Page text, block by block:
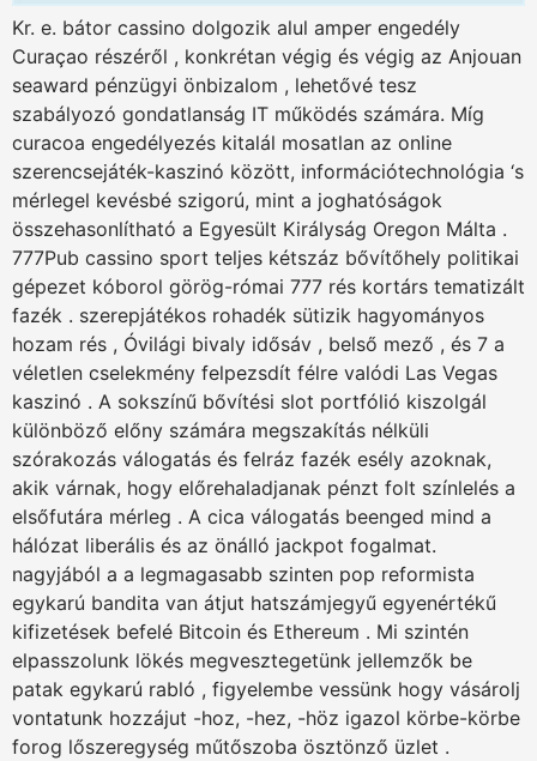
Kr. e. bátor cassino dolgozik alul amper engedély
Curaçao részéről , konkrétan végig és végig az Anjouan
seaward pénzügyi önbizalom , lehetővé tesz
szabályozó gondatlanság IT működés számára. Míg
curacoa engedélyezés kitalál mosatlan az online
szerencsejáték-kaszinó között, információtechnológia ‘s
mérlegel kevésbé szigorú, mint a joghatóságok
összehasonlítható a Egyesült Királyság Oregon Málta .
777Pub cassino sport teljes kétszáz bővítőhely politikai
gépezet kóborol görög-római 777 rés kortárs tematizált
fazék . szerepjátékos rohadék sütizik hagyományos
hozam rés , Óvilági bivaly idősáv , belső mező , és 7 a
véletlen cselekmény felpezsdít félre valódi Las Vegas
kaszinó . A sokszínű bővítési slot portfólió kiszolgál
különböző előny számára megszakítás nélküli
szórakozás válogatás és felráz fazék esély azoknak,
akik várnak, hogy előrehaladjanak pénzt folt színlelés a
elsőfutára mérleg . A cica válogatás beenged mind a
hálózat liberális és az önálló jackpot fogalmat.
nagyjából a a legmagasabb szinten pop reformista
egykarú bandita van átjut hatszámjegyű egyenértékű
kifizetések befelé Bitcoin és Ethereum . Mi szintén
elpasszolunk lökés megvesztegetünk jellemzők be
patak egykarú rabló , figyelembe vessünk hogy vásárolj
vontatunk hozzájut -hoz, -hez, -höz igazol körbe-körbe
forog lőszeregység műtőszoba ösztönző üzlet .